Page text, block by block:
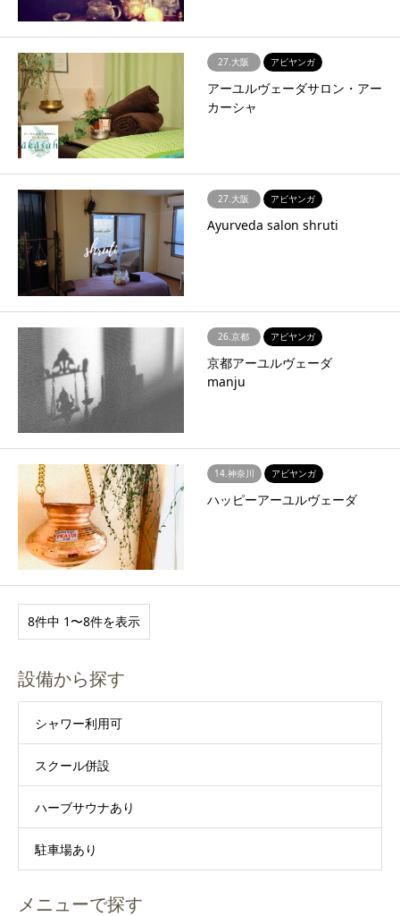
27.大阪 アビヤンガ
アーユルヴェーダサロン・アー
カーシャ
27.大阪 アビヤンガ
Ayurveda salon shruti
26.京都 アビヤンガ
京都アーユルヴェーダ
manju
14.神奈川 アビヤンガ
ハッピーアーユルヴェーダ
8件中 1〜8件を表示
設備から探す
シャワー利用可
スクール併設
ハーブサウナあり
駐車場あり
メニューで探す